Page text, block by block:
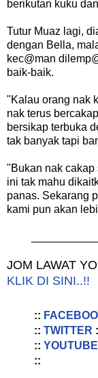
berikutan kuku
Tutur Muaz lagi,
dengan Bella,
kec@man
baik-baik.
"Kalau orang nak
nak terus
bersikap terbuka
tak banyak tapi
"Bukan nak
ini tak mahu
panas. Sekarang
kami pun akan
JOM LAWAT
KLIK DI SINI..!!
::
:: TWITTER
:: YOUTUBE
::